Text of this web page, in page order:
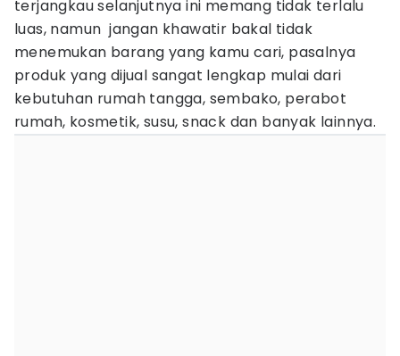
terjangkau selanjutnya ini memang tidak terlalu
luas, namun jangan khawatir bakal tidak
menemukan barang yang kamu cari, pasalnya
produk yang dijual sangat lengkap mulai dari
kebutuhan rumah tangga, sembako, perabot
rumah, kosmetik, susu, snack dan banyak lainnya.